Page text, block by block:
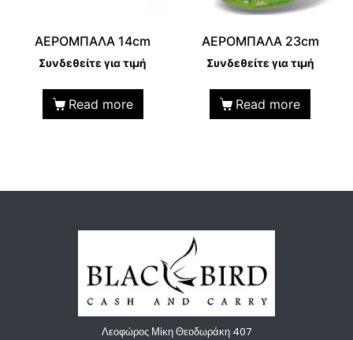
ΑΕΡΟΜΠΑΛΑ 14cm
Συνδεθείτε για τιμή
Read more
ΑΕΡΟΜΠΑΛΑ 23cm
Συνδεθείτε για τιμή
Read more
Λεοφώρος Μίκη Θεοδωράκη 407